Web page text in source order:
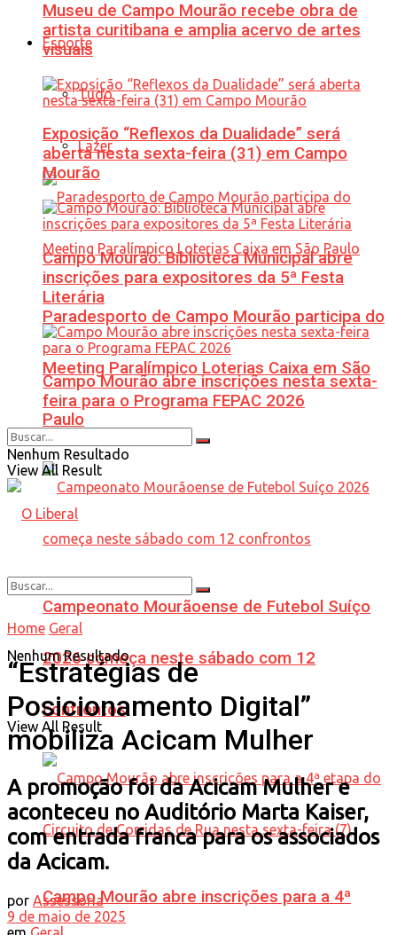
Esporte
Tudo
Lazer
Paradesporto de Campo Mourão participa do
Meeting Paralímpico Loterias Caixa em São
Paulo
Campeonato Mourãoense de Futebol Suíço
2026 começa neste sábado com 12
confrontos
Campo Mourão abre inscrições para a 4ª
Museu de Campo Mourão recebe obra de
artista curitibana e amplia acervo de artes
visuais
Exposição “Reflexos da Dualidade” será
aberta nesta sexta-feira (31) em Campo
Mourão
Campo Mourão: Biblioteca Municipal abre
inscrições para expositores da 5ª Festa
Literária
Campo Mourão abre inscrições nesta sexta-
feira para o Programa FEPAC 2026
Nenhum Resultado
View All Result
Nenhum Resultado
View All Result
Home Geral
“Estratégias de
Posicionamento Digital”
mobiliza Acicam Mulher
A promoção foi da Acicam Mulher e
aconteceu no Auditório Marta Kaiser,
com entrada franca para os associados
da Acicam.
por Assessoria
9 de maio de 2025